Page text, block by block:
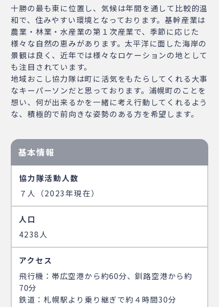
十勝の最も東に位置し、気候は年間を通して比較的温
和で、住みやすい環境となっております。基幹産業は
農業・林業・水産業の第１次産業で、季節に応じた
様々な自然の恵みがあります。太平洋に面した海岸の
景観は良く、近年では様々なロケーションの地として
も注目されています。
地域おこし協力隊は町に活気をもたらしてくれる大事
なキーパーソンだと思っております。浦幌町のことを
想い、何が出来るかを一緒に考え行動してくれるよう
な、積極的で前向きな姿勢のある方を希望します。
基本情報
協力隊活動人数
７人（2023年現在）
人口
4238人
アクセス
飛行機：帯広空港から約60分、釧路空港から約
70分
鉄道：札幌駅より乗り継ぎで約４時間30分